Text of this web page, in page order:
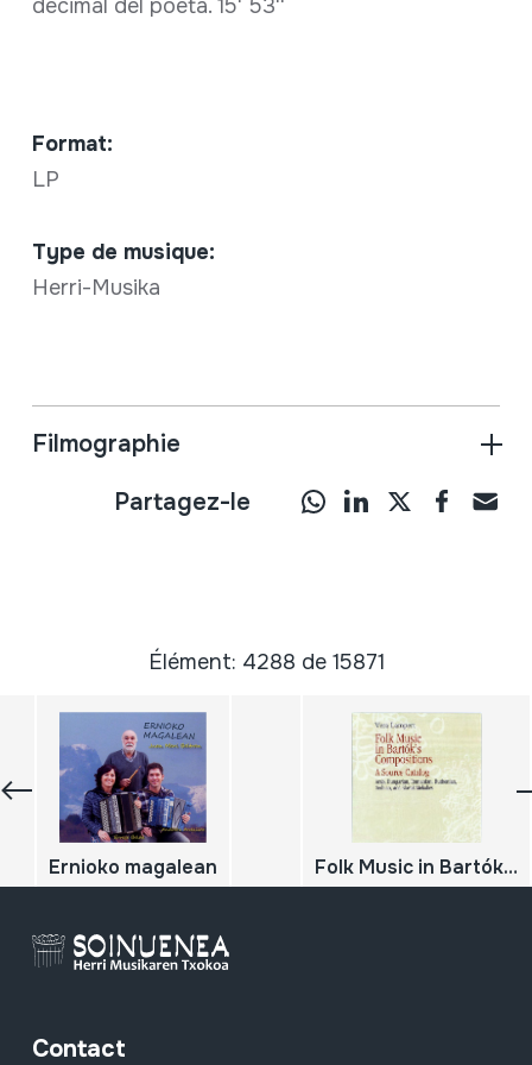
decimal del poeta. 15' 53''
Format:
LP
Type de musique:
Herri-Musika
Filmographie
Partagez-le
Élément: 4288 de 15871
Ernioko magalean Folk Music in Bartók's Compositions; A Source Catalog. Arab, Hungarian, Romanian, Ruthenian, Serbian and Slovak Melodies.
Contact